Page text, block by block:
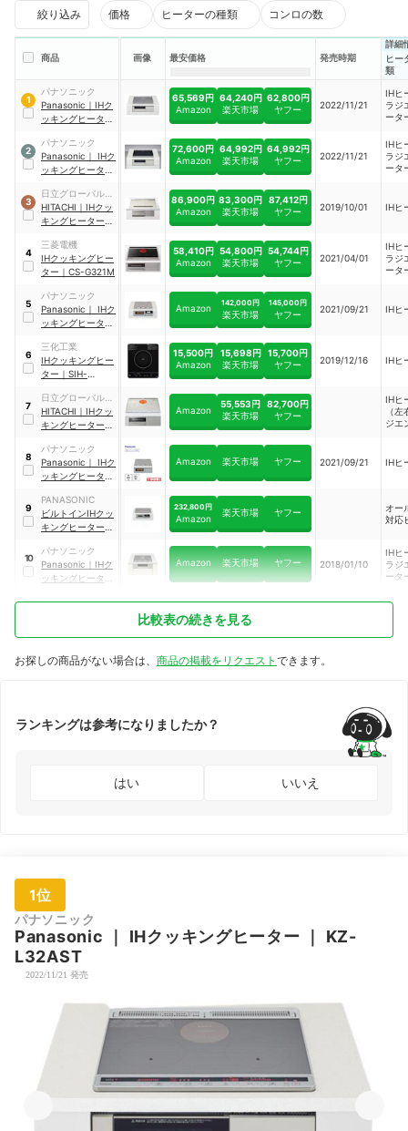
絞り込み 価格 ヒーターの種類 コンロの数
商品 画像 最安価格 発売時期
詳細
ヒー
類
1
パナソニック
Panasonic ｜ IHク
ッキングヒーター
65,569円
Amazon
64,240円
楽天市場
62,800円
ヤフー
2022/11/21
IHヒ
ラジ
ータ
2
パナソニック
Panasonic ｜ IHク
ッキングヒーター
72,600円
Amazon
64,992円
楽天市場
64,992円
ヤフー
2022/11/21
IHヒ
ラジ
ータ
3
日立グローバルラ
イフソリューショ
ンズ
HITACHI ｜ IHクッ
キングヒーター
86,900円
Amazon
83,300円
楽天市場
87,412円
ヤフー
2019/10/01 IHヒ
4
三菱電機
IHクッキングヒー
ター ｜ CS-G321M
58,410円
Amazon
54,800円
楽天市場
54,744円
ヤフー
2021/04/01
IHヒ
ラジ
ータ
5
パナソニック
Panasonic ｜ IHク
ッキングヒーター
Amazon 142,000円
楽天市場
145,000円
ヤフー 2021/09/21 IHヒ
6
三化工業
IHクッキングヒー
ター ｜ SIH-
15,500円
Amazon
15,698円
楽天市場
15,700円
ヤフー
2019/12/16 IHヒ
7
日立グローバルラ
イフソリューショ
ンズ
HITACHI ｜ IHクッ
キングヒーター
Amazon
55,553円
楽天市場
82,700円
ヤフー
IHヒ
（
ジエ
8
パナソニック
Panasonic ｜ IHク
ッキングヒーター
Amazon 楽天市場 ヤフー 2021/09/21 IHヒ
9
PANASONIC
ビルトインIHクッ
キングヒーター
232,800円
Amazon
楽天市場 ヤフー
オー
対応
10
パナソニック
Panasonic ｜ IHク
ッキングヒーター
Amazon 楽天市場 ヤフー 2018/01/10
IHヒ
ラジ
ータ
比較表の続きを見る
お探しの商品がない場合は、 商品の掲載をリクエスト できます。
ランキングは参考になりましたか？
はい いいえ
1位
パナソニック
Panasonic ｜ IHクッキングヒーター ｜ KZ-
L32AST
2022/11/21 発売